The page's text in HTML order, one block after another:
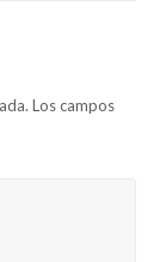
Los campos